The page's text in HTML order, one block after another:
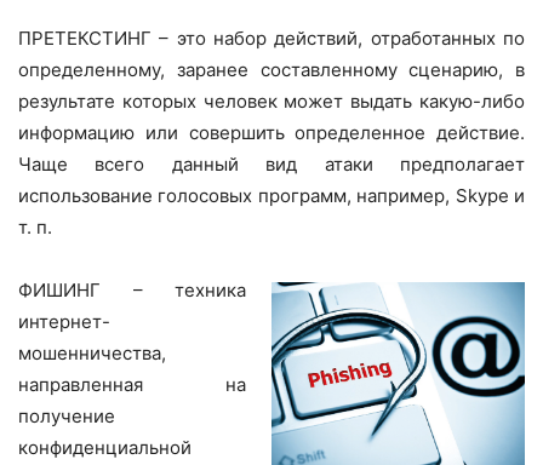
ПРЕТЕКСТИНГ – это набор действий, отработанных по
определенному, заранее составленному сценарию, в
результате которых человек может выдать какую-либо
информацию или совершить определенное действие.
Чаще всего данный вид атаки предполагает
использование голосовых программ, например, Skype и
т. п.
ФИШИНГ – техника
интернет-
мошенничества,
направленная на
получение
конфиденциальной